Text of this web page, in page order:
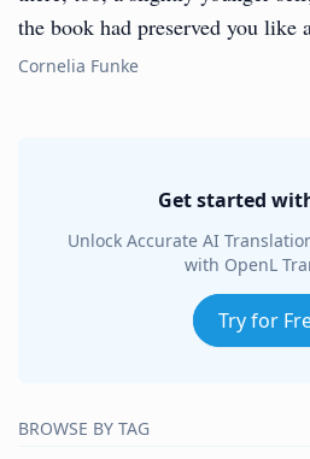
the book had preserved you like
Cornelia Funke
Get started
Unlock Accurate AI
with OpenL
Try for
BROWSE BY TAG